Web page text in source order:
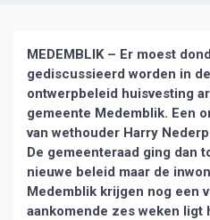
MEDEMBLIK – Er moest
gediscussieerd worden in
ontwerpbeleid huisvesting
gemeente Medemblik. Een
van wethouder Harry
De gemeenteraad ging dan
nieuwe beleid maar de
Medemblik krijgen nog een
aankomende zes weken